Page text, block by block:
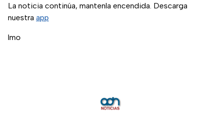
La noticia continúa, mantenla encendida. Descarga
nuestra app
lmo